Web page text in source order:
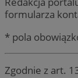
formularza
* pola
Zgodnie z art.